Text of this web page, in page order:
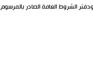
بالقانون رقم 51 لعام 2004 ودفتر الشروط الخاص بالملف ودفتر الشروط العامة الصادر بالمرسوم